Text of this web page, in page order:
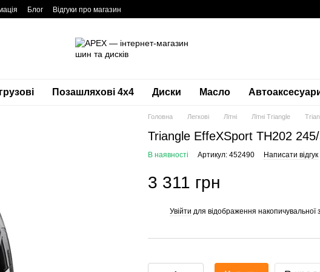
Блог Відгуки про магазин
Позашляхові 4х4 Диски Масло
Головна Легкові Літні Літні Triangle
Triangle EffeXSport TH202
В наявності Артикул: 452490 Написати відгук
3 311 грн
Увійти для відображення накопичувальної